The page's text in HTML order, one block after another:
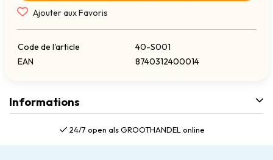
Ajouter aux Favoris
Code de l'article
40-S001
EAN
8740312400014
Informations
24/7 open als GROOTHANDEL online